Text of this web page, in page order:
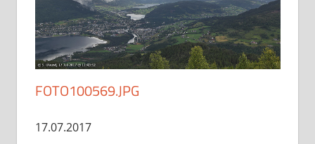
FOTO100569.JPG
17.07.2017